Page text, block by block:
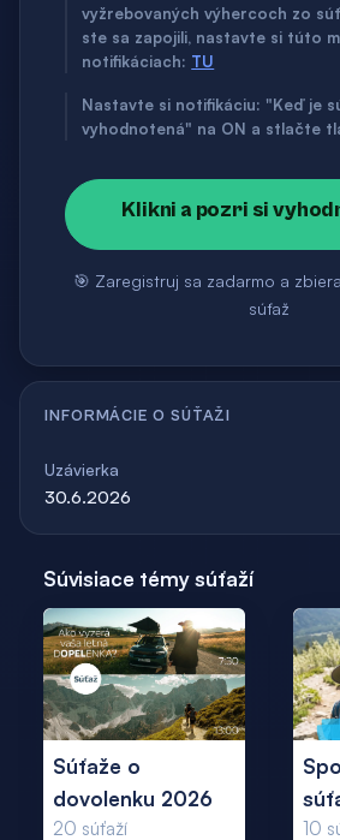
vyžrebovaných výhercoch zo
ste sa zapojili, nastavte si túto
notifikáciach: TU
Nastavte si notifikáciu: "Keď je
vyhodnotená" na ON a stlačte
Klikni a pozri si
🎯 Zaregistruj sa zadarmo a
súťaž
INFORMÁCIE O SÚŤAŽI
Uzávierka
30.6.2026
Súvisiace témy súťaží
Súťaže o
dovolenku 2026
20 súťaží 10